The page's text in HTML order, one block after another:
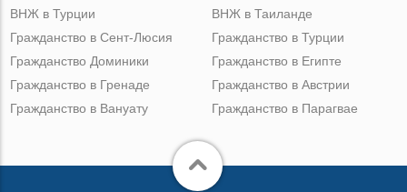
ВНЖ в Турции
ВНЖ в Таиланде
Гражданство в Сент-Люсия
Гражданство Доминики
Гражданство в Гренаде
Гражданство в Вануату
Гражданство в Турции
Гражданство в Египте
Гражданство в Австрии
Гражданство в Парагвае